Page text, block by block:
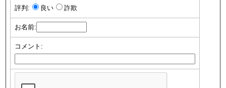
評判: 良い 詐欺
お名前:
コメント: